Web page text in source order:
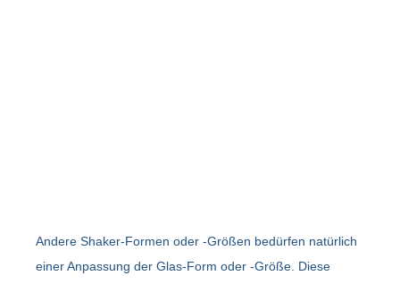
Andere Shaker-Formen oder -Größen bedürfen natürlich
einer Anpassung der Glas-Form oder -Größe. Diese